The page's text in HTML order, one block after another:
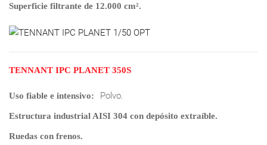
Superficie filtrante de 12.000 cm².
TENNANT IPC PLANET 350S
Uso fiable e intensivo: Polvo.
Estructura industrial AISI 304 con depósito extraíble.
Ruedas con frenos.